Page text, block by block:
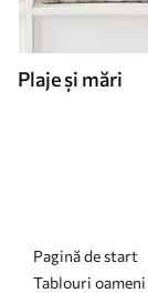
Plaje și mări
Pagină de start
Tablouri oameni